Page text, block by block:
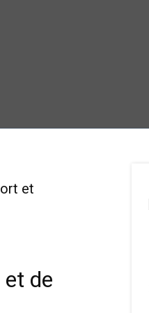
et
et de